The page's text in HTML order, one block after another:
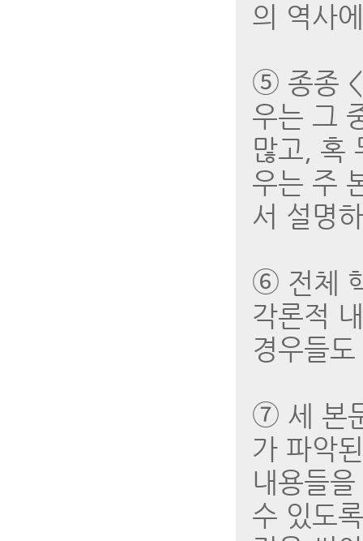
의 역사
➄ 종종 <
우는 그
많고, 혹
우는 주
서 설명
➅ 전체
각론적
경우들
➆ 세 본
가 파악
내용들
수 있도